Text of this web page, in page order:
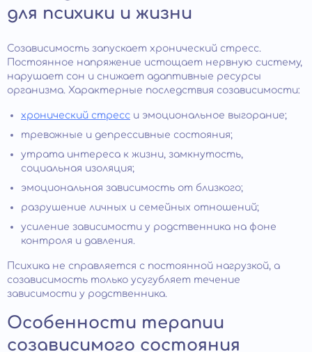
для психики и жизни
Созависимость запускает хронический стресс.
Постоянное напряжение истощает нервную систему,
нарушает сон и снижает адаптивные ресурсы
организма. Характерные последствия созависимости:
хронический стресс и эмоциональное выгорание;
тревожные и депрессивные состояния;
утрата интереса к жизни, замкнутость,
социальная изоляция;
эмоциональная зависимость от близкого;
разрушение личных и семейных отношений;
усиление зависимости у родственника на фоне
контроля и давления.
Психика не справляется с постоянной нагрузкой, а
созависимость только усугубляет течение
зависимости у родственника.
Особенности терапии
созависимого состояния